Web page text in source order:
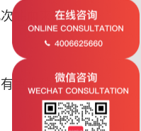
抽血来确
色人种患